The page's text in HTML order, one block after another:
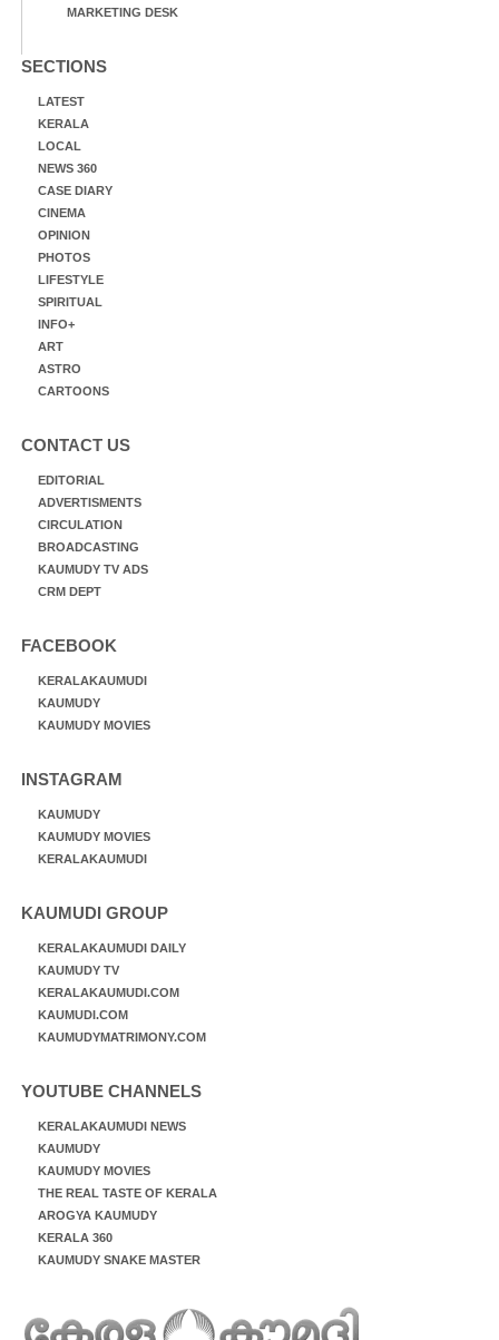
MARKETING DESK
SECTIONS
LATEST
KERALA
LOCAL
NEWS 360
CASE DIARY
CINEMA
OPINION
PHOTOS
LIFESTYLE
SPIRITUAL
INFO+
ART
ASTRO
CARTOONS
CONTACT US
EDITORIAL
ADVERTISMENTS
CIRCULATION
BROADCASTING
KAUMUDY TV ADS
CRM DEPT
FACEBOOK
KERALAKAUMUDI
KAUMUDY
KAUMUDY MOVIES
INSTAGRAM
KAUMUDY
KAUMUDY MOVIES
KERALAKAUMUDI
KAUMUDI GROUP
KERALAKAUMUDI DAILY
KAUMUDY TV
KERALAKAUMUDI.COM
KAUMUDI.COM
KAUMUDYMATRIMONY.COM
YOUTUBE CHANNELS
KERALAKAUMUDI NEWS
KAUMUDY
KAUMUDY MOVIES
THE REAL TASTE OF KERALA
AROGYA KAUMUDY
KERALA 360
KAUMUDY SNAKE MASTER